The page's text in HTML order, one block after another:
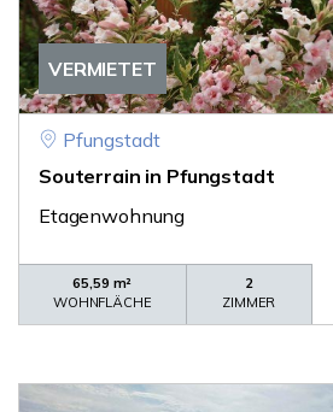
VERMIETET
Pfungstadt
Souterrain in Pfungstadt
Etagenwohnung
65,59 m²
WOHNFLÄCHE
2
ZIMMER